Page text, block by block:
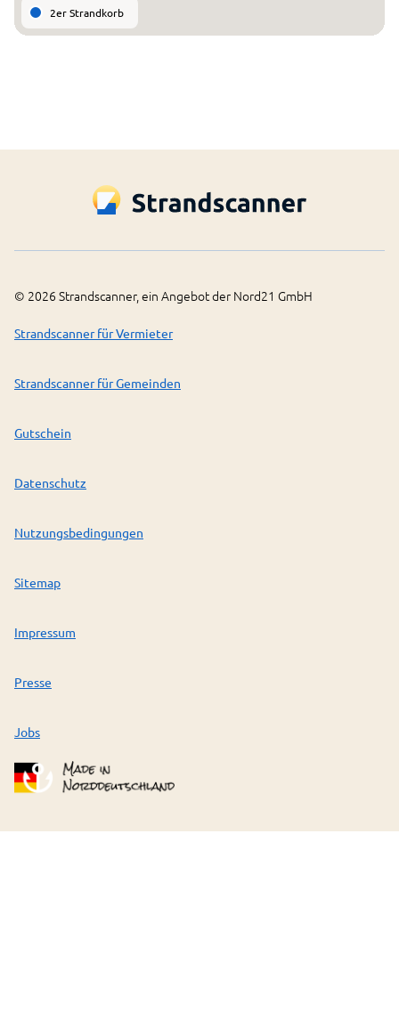
2er Strandkorb
© 2026 Strandscanner, ein Angebot der Nord21 GmbH
Strandscanner für Vermieter
Strandscanner für Gemeinden
Gutschein
Datenschutz
Nutzungsbedingungen
Sitemap
Impressum
Presse
Jobs